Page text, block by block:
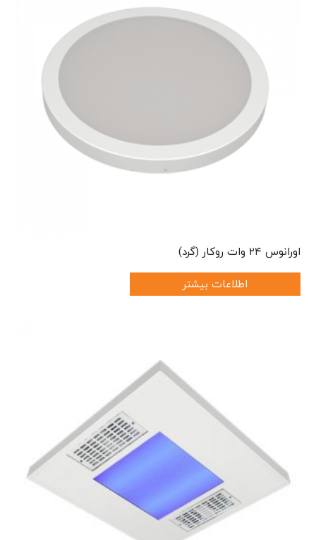
اورانوس ۲۴ وات روکار (گرد)
اطلاعات بیشتر